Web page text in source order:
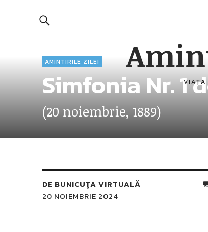
VIAȚA
AMINTIRILE ZILEI
Simfonia Nr. 1
(20 noiembrie, 1889)
DE BUNICUŢA VIRTUALĂ
20 NOIEMBRIE 2024